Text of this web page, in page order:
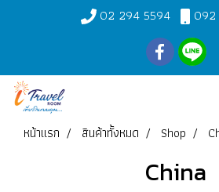
02 294 5594 092
หน้าแรก สินค้าทั้งหมด Shop
China